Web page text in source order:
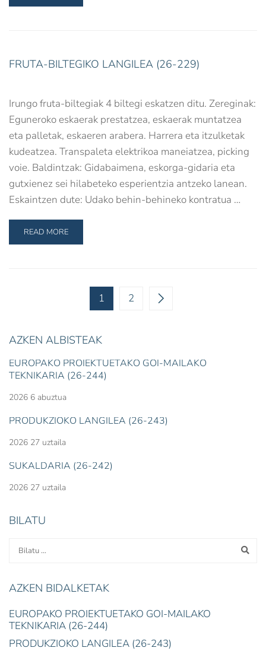
FRUTA-BILTEGIKO LANGILEA (26-229)
Irungo fruta-biltegiak 4 biltegi eskatzen ditu. Zereginak:
Eguneroko eskaerak prestatzea, eskaerak muntatzea
eta palletak, eskaeren arabera. Harrera eta itzulketak
kudeatzea. Transpaleta elektrikoa maneiatzea, picking
voie. Baldintzak: Gidabaimena, eskorga-gidaria eta
gutxienez sei hilabeteko esperientzia antzeko lanean.
Eskaintzen dute: Udako behin-behineko kontratua …
READ MORE
1 2
AZKEN ALBISTEAK
EUROPAKO PROIEKTUETAKO GOI-MAILAKO
TEKNIKARIA (26-244)
2026 6 abuztua
PRODUKZIOKO LANGILEA (26-243)
2026 27 uztaila
SUKALDARIA (26-242)
2026 27 uztaila
BILATU
AZKEN BIDALKETAK
EUROPAKO PROIEKTUETAKO GOI-MAILAKO
TEKNIKARIA (26-244)
PRODUKZIOKO LANGILEA (26-243)